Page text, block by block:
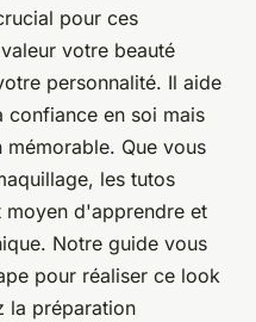
pour ces
votre beauté
personnalité. Il aide
confiance en soi mais
mémorable. Que vous
les tutos
moyen d'apprendre et
Notre guide vous
pour réaliser ce look
la préparation